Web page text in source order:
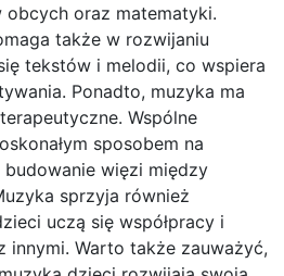
obcych oraz matematyki.
także w rozwijaniu
tekstów i melodii, co wspiera
Ponadto, muzyka ma
Wspólne
sposobem na
więzi między
sprzyja również
uczą się współpracy i
innymi. Warto także zauważyć,